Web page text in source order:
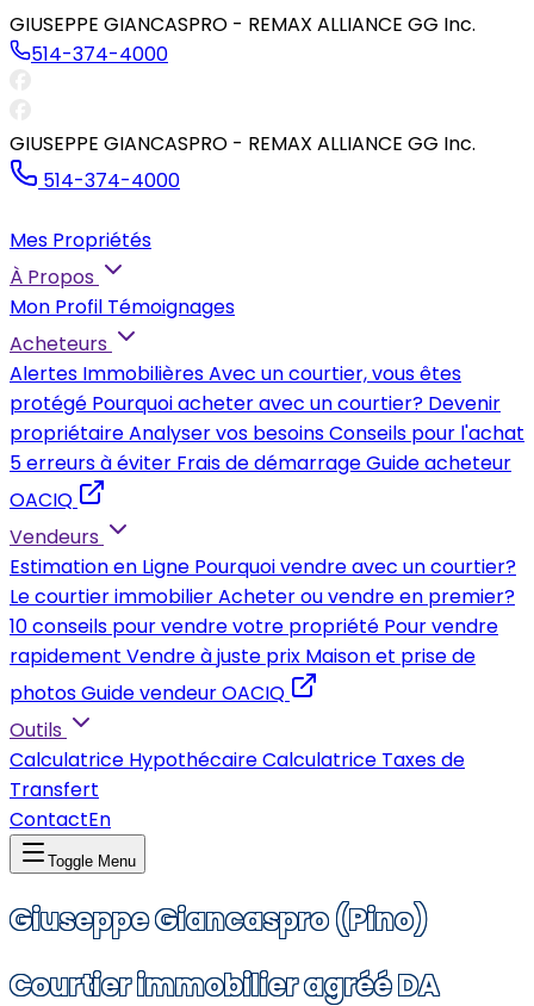
GIUSEPPE GIANCASPRO - REMAX ALLIANCE GG Inc.
514-374-4000
GIUSEPPE GIANCASPRO - REMAX ALLIANCE GG Inc.
514-374-4000
Mes Propriétés
À Propos
Mon Profil Témoignages
Acheteurs
Alertes ImmobilièresAvec un courtier, vous êtes
protégé Pourquoi acheter avec un courtier? Devenir
propriétaireAnalyser vos besoinsConseils pour l'achat
5 erreurs à éviter Frais de démarrageGuide acheteur
OACIQ
Vendeurs
Estimation en Ligne Pourquoi vendre avec un courtier?
Le courtier immobilierAcheter ou vendre en premier?
10 conseils pour vendre votre propriété Pour vendre
rapidement Vendre à juste prix Maison et prise de
photosGuide vendeur OACIQ
Outils
Calculatrice HypothécaireCalculatrice Taxes de
Transfert
ContactEn
Toggle Menu
Giuseppe Giancaspro (Pino)
Courtier immobilier agréé DA